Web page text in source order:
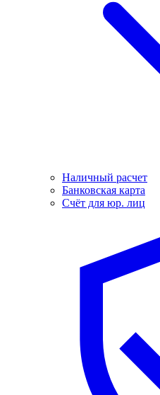
Наличный расчет
Банковская карта
Счёт для юр. лиц